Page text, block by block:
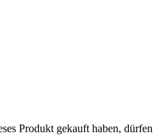
Produkt gekauft haben, dürfen